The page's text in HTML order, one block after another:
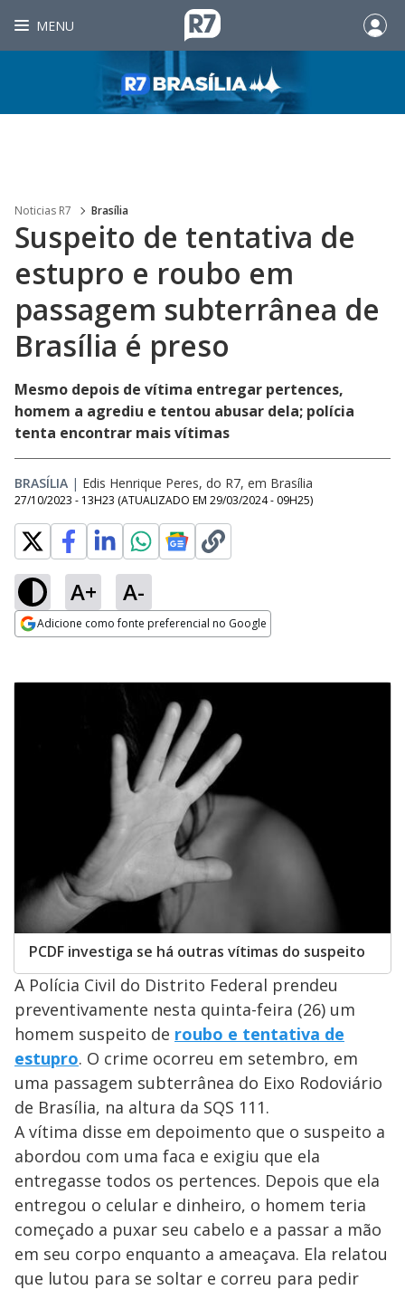
MENU
Noticias R7 Brasília
Suspeito de tentativa de
estupro e roubo em
passagem subterrânea de
Brasília é preso
Mesmo depois de vítima entregar pertences,
homem a agrediu e tentou abusar dela; polícia
tenta encontrar mais vítimas
BRASÍLIA | Edis Henrique Peres, do R7, em Brasília
27/10/2023 - 13H23 (ATUALIZADO EM 29/03/2024 - 09H25)
A+ A-
Adicione como fonte preferencial no Google
PCDF investiga se há outras vítimas do suspeito
A Polícia Civil do Distrito Federal prendeu
preventivamente nesta quinta-feira (26) um
homem suspeito de roubo e tentativa de
estupro. O crime ocorreu em setembro, em
uma passagem subterrânea do Eixo Rodoviário
de Brasília, na altura da SQS 111.
A vítima disse em depoimento que o suspeito a
abordou com uma faca e exigiu que ela
entregasse todos os pertences. Depois que ela
entregou o celular e dinheiro, o homem teria
começado a puxar seu cabelo e a passar a mão
em seu corpo enquanto a ameaçava. Ela relatou
que lutou para se soltar e correu para pedir